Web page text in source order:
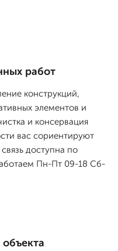
работ
конструкций,
элементов и
и консервация
вас сориентируют
доступна по
Пн-Пт 09-18 Сб-